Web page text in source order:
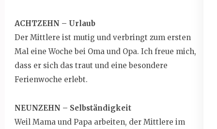
ACHTZEHN – Urlaub
Der Mittlere ist mutig und verbringt zum ersten
Mal eine Woche bei Oma und Opa. Ich freue mich,
dass er sich das traut und eine besondere
Ferienwoche erlebt.
NEUNZEHN – Selbständigkeit
Weil Mama und Papa arbeiten, der Mittlere im